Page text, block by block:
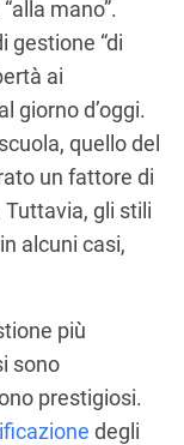
mano”.
gestione “di
ai
giorno d’oggi.
quello del
un fattore di
gli stili
alcuni casi,
più
sono
prestigiosi.
degli